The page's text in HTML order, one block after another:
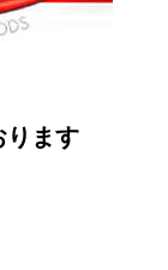
ります